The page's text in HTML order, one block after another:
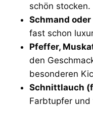
schön stocken.
Schmand
fast schon
Pfeffer,
den
besonderen
Schnittlauch
Farbtupfer